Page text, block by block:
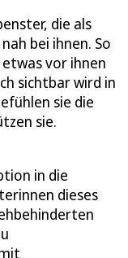
die als
bei ihnen. So
vor ihnen
sichtbar wird in
sie die
sie.
in die
dieses